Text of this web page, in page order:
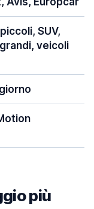
SUV,
veicoli
più